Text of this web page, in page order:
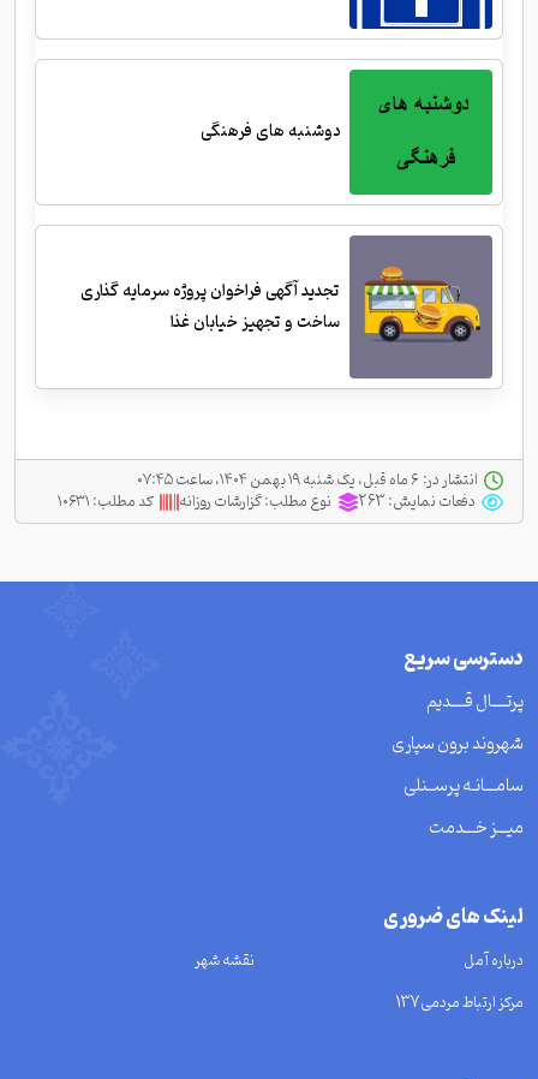
دوشنبه های فرهنگی
تجدید آگهی فراخوان پروژه سرمایه گذاری
ساخت و تجهیز خیابان غذا
انتشار در:
دفعات نمایش:263 نوع مطلب:گزارشات روزانه کد مطلب:۱۰۶۳۱
دسترسی سریع
پرتــــال قــــدیم
شهروند برون سپاری
سامـــانـه پرســنلی
میـــز خـــدمت
لینک های ضروری
درباره آمل
نقشه شهر
مرکز ارتباط مردمی137